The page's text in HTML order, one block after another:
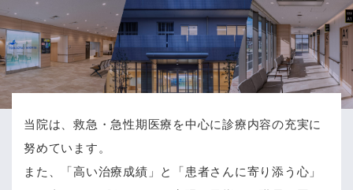
当院は、救急・急性期医療を中心に診療内容の充実に
努めています。
また、「高い治療成績」と「患者さんに寄り添う心」